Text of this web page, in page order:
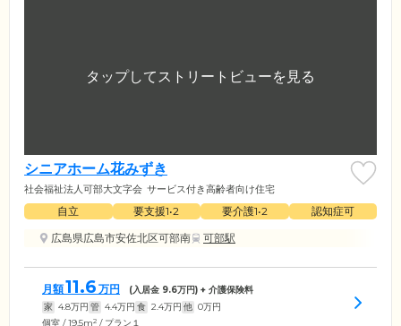
シニアホーム花みずき
社会福祉法人可部大文字会 サービス付き高齢者向け住宅
自立 要支援1•2 要介護1•2
認知症可
広島県広島市安佐北区可部南
可部駅
月額11.6 万円 (入居金 9.6万円) + 介護保険料
家 4.8万円 管 4.4万円 食 2.4万円 他 0万円
個室 / 19.5m2 / プラン１